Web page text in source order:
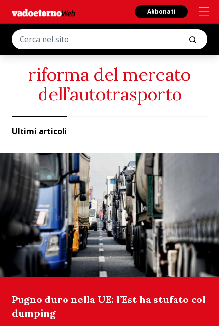
Abbonati
riforma del mercato
dell’autotrasporto
Ultimi articoli
Pugno duro nella UE: l’Est ha stufato col
dumping